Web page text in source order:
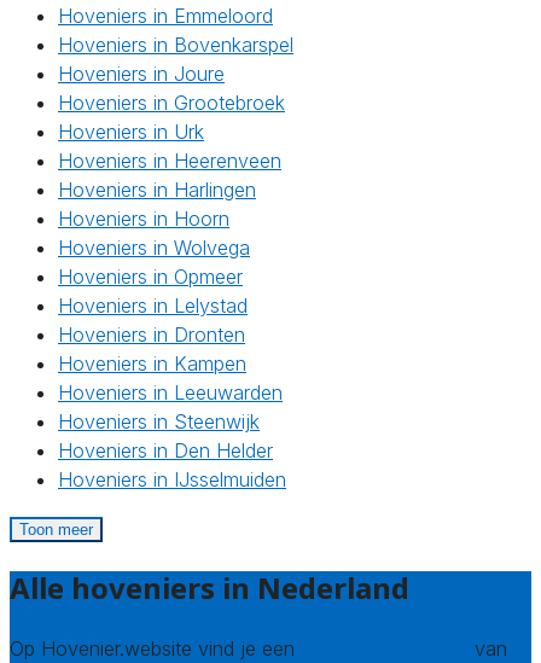
Hoveniers in Emmeloord
Hoveniers in Bovenkarspel
Hoveniers in Joure
Hoveniers in Grootebroek
Hoveniers in Urk
Hoveniers in Heerenveen
Hoveniers in Harlingen
Hoveniers in Hoorn
Hoveniers in Wolvega
Hoveniers in Opmeer
Hoveniers in Lelystad
Hoveniers in Dronten
Hoveniers in Kampen
Hoveniers in Leeuwarden
Hoveniers in Steenwijk
Hoveniers in Den Helder
Hoveniers in IJsselmuiden
Toon meer
Alle hoveniers in Nederland
Op Hovenier.website vind je een
van